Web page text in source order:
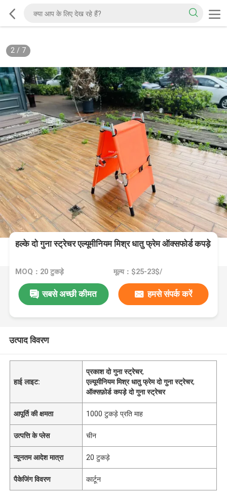
2/ 7
हल्के दो गुना स्ट्रेचर एल्यूमीनियम मिश्र धातु फ्रेम ऑक्सफोर्ड कपड़े
MOQ：20 टुकड़े मूल्य：$25-23$/
सबसे अच्छी कीमत हमसे संपर्क करें
उत्पाद विवरण
हाई लाइट:
प्रकाश दो गुना स्ट्रेचर,
एल्यूमीनियम मिश्र धातु फ्रेम दो गुना स्ट्रेचर,
ऑक्सफ़ोर्ड कपड़े दो गुना स्ट्रेचर
आपूर्ति की क्षमता 1000 टुकड़े प्रति माह
उत्पत्ति के प्लेस चीन
न्यूनतम आदेश मात्रा 20 टुकड़े
पैकेजिंग विवरण कार्टून